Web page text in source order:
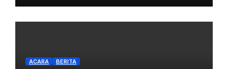
ACARA BERITA